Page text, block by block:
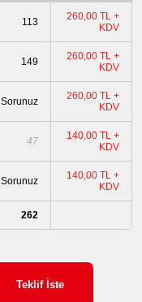
113
260,00 TL +
KDV
149
260,00 TL +
KDV
Sorunuz
260,00 TL +
KDV
47
140,00 TL +
KDV
Sorunuz
140,00 TL +
KDV
262
Teklif İste